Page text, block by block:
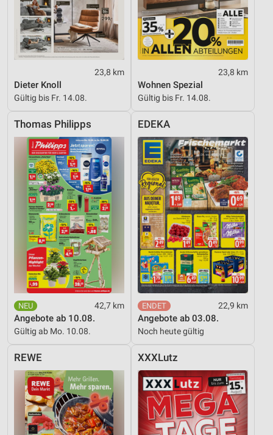
23,8 km
Dieter Knoll
Gültig bis Fr. 14.08.
23,8 km
Wohnen Spezial
Gültig bis Fr. 14.08.
Thomas Philipps
42,7 km
Angebote ab 10.08.
Gültig ab Mo. 10.08.
EDEKA
22,9 km
Angebote ab 03.08.
Noch heute gültig
REWE XXXLutz